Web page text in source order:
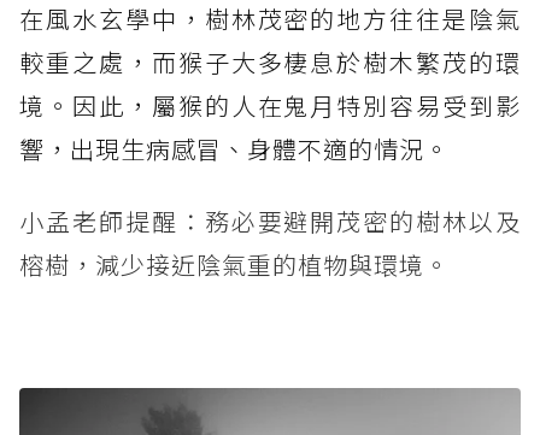
在風水玄學中，樹林茂密的地方往往是陰氣
較重之處，而猴子大多棲息於樹木繁茂的環
境。因此，屬猴的人在鬼月特別容易受到影
響，出現生病感冒、身體不適的情況。
小孟老師提醒：務必要避開茂密的樹林以及
榕樹，減少接近陰氣重的植物與環境。